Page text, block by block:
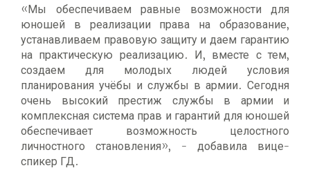
«Мы обеспечиваем равные возможности для
юношей в реализации права на образование,
устанавливаем правовую защиту и даем гарантию
на практическую реализацию. И, вместе с тем,
создаем для молодых людей условия
планирования учёбы и службы в армии. Сегодня
очень высокий престиж службы в армии и
комплексная система прав и гарантий для юношей
обеспечивает возможность целостного
личностного становления», - добавила вице-
спикер ГД.